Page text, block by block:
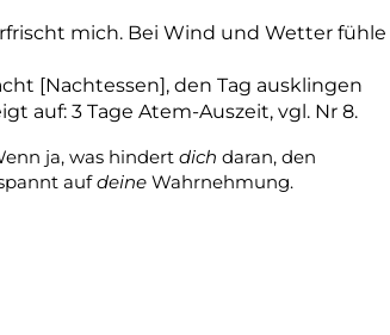
mich. Bei Wind und Wetter fühle
[Nachtessen], den Tag ausklingen
auf: 3 Tage Atem-Auszeit, vgl. Nr 8.
ja, was hindert dich daran, den
aufdeine Wahrnehmung.